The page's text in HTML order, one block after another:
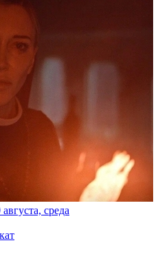
августа, среда